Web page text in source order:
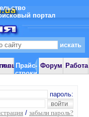
портал
Прайс-
строки
Форум Работа
пароль:
/ забыли пароль?